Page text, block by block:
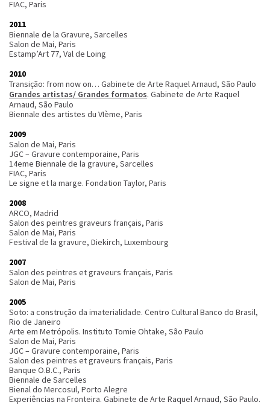
FIAC, Paris
2011
Biennale de la Gravure, Sarcelles
Salon de Mai, Paris
Estamp’Art 77, Val de Loing
2010
Transição: from now on… Gabinete de Arte Raquel Arnaud, São Paulo
Grandes artistas/ Grandes formatos. Gabinete de Arte Raquel
Arnaud, São Paulo
Biennale des artistes du VIème, Paris
2009
Salon de Mai, Paris
JGC – Gravure contemporaine, Paris
14eme Biennale de la gravure, Sarcelles
FIAC, Paris
Le signe et la marge. Fondation Taylor, Paris
2008
ARCO, Madrid
Salon des peintres graveurs français, Paris
Salon de Mai, Paris
Festival de la gravure, Diekirch, Luxembourg
2007
Salon des peintres et graveurs français, Paris
Salon de Mai, Paris
2005
Soto: a construção da imaterialidade. Centro Cultural Banco do Brasil,
Rio de Janeiro
Arte em Metrópolis. Instituto Tomie Ohtake, São Paulo
Salon de Mai, Paris
JGC – Gravure contemporaine, Paris
Salon des peintres et graveurs français, Paris
Banque O.B.C., Paris
Biennale de Sarcelles
Bienal do Mercosul, Porto Alegre
Experiências na Fronteira. Gabinete de Arte Raquel Arnaud, São Paulo.